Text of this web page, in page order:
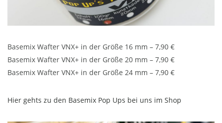
Basemix Wafter VNX+ in der Größe 16 mm – 7,90 €
Basemix Wafter VNX+ in der Größe 20 mm – 7,90 €
Basemix Wafter VNX+ in der Größe 24 mm – 7,90 €
Hier gehts zu den Basemix Pop Ups bei uns im Shop